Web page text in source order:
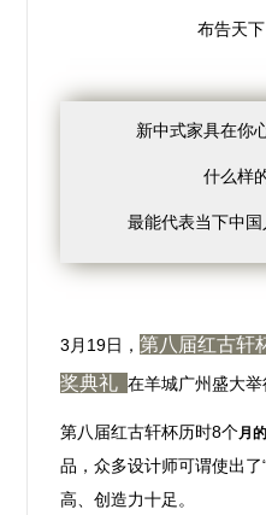
布告天下
新中式家具在你
什么样
最能代表当下中
3月19日，第八届红古轩
奖典礼在羊城广州盛大举
第八届红古轩杯历时8个月
品，众多设计师可谓使出了
高、创造力十足。